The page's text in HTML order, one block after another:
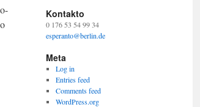
Kontakto
0 176 53 54 99 34
esperanto@berlin.de
Meta
Log in
Entries feed
Comments feed
WordPress.org